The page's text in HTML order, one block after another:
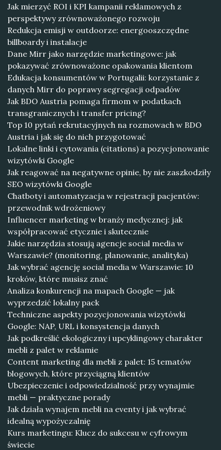
Jak mierzyć ROI i KPI kampanii reklamowych z
perspektywy zrównoważonego rozwoju
Redukcja emisji w outdoorze: energooszczędne
billboardy i instalacje
Dane Mirr jako narzędzie marketingowe: jak
pokazywać zrównoważone opakowania klientom
Edukacja konsumentów w Portugalii: korzystanie z
danych Mirr do poprawy segregacji odpadów
Jak BDO Austria pomaga firmom w podatkach
transgranicznych i transfer pricing?
Top 10 pytań rekrutacyjnych na rozmowach w BDO
Austria i jak się do nich przygotować
Lokalne linki i cytowania (citations) a pozycjonowanie
wizytówki Google
Jak reagować na negatywne opinie, by nie zaszkodziły
SEO wizytówki Google
Chatboty i automatyzacja w rejestracji pacjentów:
przewodnik wdrożeniowy
Influencer marketing w branży medycznej: jak
współpracować etycznie i skutecznie
Jakie narzędzia stosują agencje social media w
Warszawie? (monitoring, planowanie, analityka)
Jak wybrać agencję social media w Warszawie: 10
kroków, które musisz znać
Analiza konkurencji na mapach Google — jak
wyprzedzić lokalny pack
Techniczne aspekty pozycjonowania wizytówki
Google: NAP, URL i konsystencja danych
Jak podkreślić ekologiczny i upcyklingowy charakter
mebli z palet w reklamie
Content marketing dla mebli z palet: 15 tematów
blogowych, które przyciągną klientów
Ubezpieczenie i odpowiedzialność przy wynajmie
mebli — praktyczne porady
Jak działa wynajem mebli na eventy i jak wybrać
idealną wypożyczalnię
Kurs marketingu: Klucz do sukcesu w cyfrowym
świecie